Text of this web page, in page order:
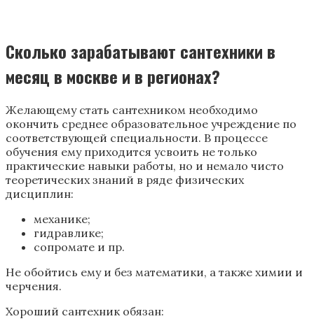
Сколько зарабатывают сантехники в
месяц в москве и в регионах?
Желающему стать сантехником необходимо
окончить среднее образовательное учреждение по
соответствующей специальности. В процессе
обучения ему приходится усвоить не только
практические навыки работы, но и немало чисто
теоретических знаний в ряде физических
дисциплин:
механике;
гидравлике;
сопромате и пр.
Не обойтись ему и без математики, а также химии и
черчения.
Хороший сантехник обязан: